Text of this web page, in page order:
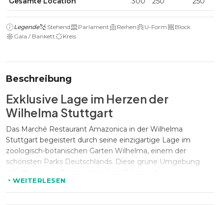
Legende Stehend Parlament Reihen U-Form
Block
Gala / Bankett
Kreis
Beschreibung
Exklusive Lage im Herzen der
Wilhelma Stuttgart
Das Marché Restaurant Amazonica in der Wilhelma
Stuttgart begeistert durch seine einzigartige Lage im
zoologisch-botanischen Garten Wilhelma, einem der
schönsten Parks Deutschlands. Diese grüne Umgebung
Firmenveranstaltungen, bei dem Naturerlebnis und
Eventambiente harmonisch verschmelzen. Die zentrale
WEITERLESEN